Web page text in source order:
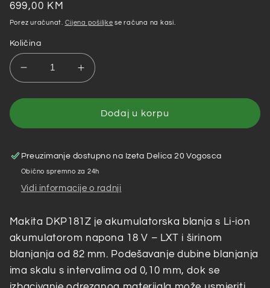
Redovna
cijena
699,00 KM
Porez uračunat. Cijena pošiljke se računa na kasi.
Količina
Smanji
količinu
za
–
blanja
za
DKP181Z
Povećaj
količinu
za
Makita
–
blanja
za
DKP181Z
Dodaj u korpu
Preuzimanje dostupno na Izeta Delica 20 Vogosca
Obično spremno za 24h
Vidi informacije o radnji
Makita DKP181Z je akumulatorska blanja s Li-ion
akumulatorom napona 18 V – LXT i širinom
blanjanja od 82 mm. Podešavanje dubine blanjanja
ima skalu s intervalima od 0,10 mm, dok se